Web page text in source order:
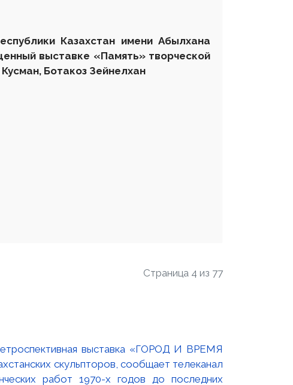
Казахстан имени Абылхана
выставке «Память» творческой
Ботакоз Зейнелхан
Страница 4 из 77